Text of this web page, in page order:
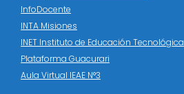
InfoDocente
INTA Misiones
INET Instituto de Educación Tecnológica
Plataforma Guacurari
Aula Virtual IEAE N°3